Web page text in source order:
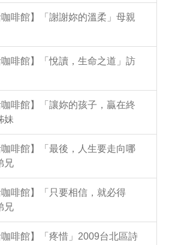
啡館】「謝謝妳的溫柔」母親
啡館】「悅讀，生命之道」訪
啡館】「讓妳的孩子，贏在終
妹
啡館】「最後，人生要走向哪
兄
啡館】「只要相信，就必得
兄
啡館】「疼惜」2009台北區詩